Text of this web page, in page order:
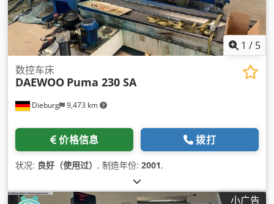
1 / 5
Dieburg 9,473 km
数控车床
DAEWOO Puma 230 SA
价格信息 拨打
状况: 良好（使用过） , 制造年份: 2001,
小广告